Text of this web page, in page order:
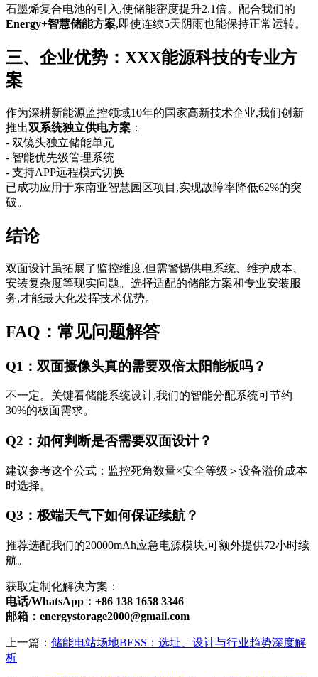
石墨烯复合电池的引入,使储能密度提升2.1倍。配合我们的
Energy+智慧储能方案,即使连续5天阴雨也能保持正常运转。
三、企业优势：XXX能源科技的专业方
案
作为深耕新能源监控领域10年的国家高新技术企业,我们创新
推出双系统独立供电方案 ：
- 双镜头独立储能单元
- 智能优先级管理系统
- 支持APP远程模式切换
已成功应用于东南亚智慧园区项目,实现故障率降低62%的突
破。
结论
双面设计虽拓展了监控维度,但需警惕供电系统、维护成本、
安装复杂度等现实问题。选择适配的储能方案和专业安装服
务,才能最大化发挥技术优势。
FAQ：常见问题解答
Q1：双面摄像头真的需要双倍太阳能板吗？
不一定。关键看储能系统设计,我们的智能分配系统可节约
30%的板面需求。
Q2：如何判断是否需要双面设计？
建议参考这个公式：监控死角数量×安全等级＞设备溢价成本
时选择。
Q3：极端天气下如何保证续航？
推荐选配我们的20000mAh应急电源模块,可额外提供72小时续
航。
获取定制化解决方案：
电话/WhatsApp：+86 138 1658 3346
邮箱： energystorage2000@gmail.com
上一篇： 储能电站场地BESS：选址、设计与行业趋势深度解
析